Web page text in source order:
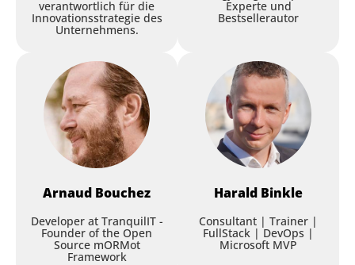
GEO Intelligence APIs und Ko
Max Kleiner,kleiner kommunikation
Session
verantwortlich für die
Innovationsstrategie des
Unternehmens.
Experte und
Bestsellerautor
Arnaud Bouchez
Developer at TranquilIT -
Founder of the Open
Source mORMot
Framework
Harald Binkle
Consultant | Trainer |
FullStack | DevOps |
Microsoft MVP